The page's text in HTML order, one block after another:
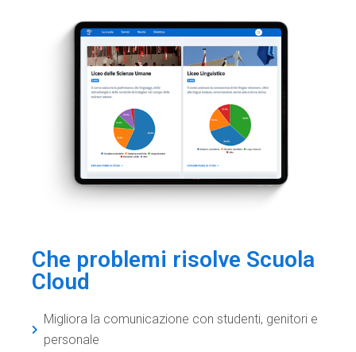
Che problemi risolve Scuola
Cloud
Migliora la comunicazione con studenti, genitori e
personale